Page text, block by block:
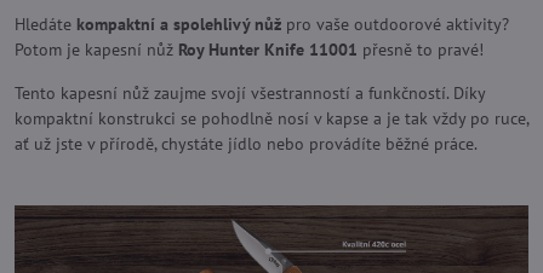
Hledáte kompaktní a spolehlivý nůž pro vaše outdoorové aktivity?
Potom je kapesní nůž Roy Hunter Knife 11001 přesně to pravé!
Tento kapesní nůž zaujme svojí všestranností a funkčností. Díky
kompaktní konstrukci se pohodlně nosí v kapse a je tak vždy po ruce,
ať už jste v přírodě, chystáte jídlo nebo provádíte běžné práce.